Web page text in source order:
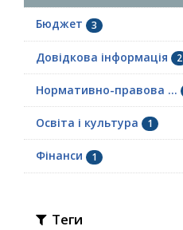
Бюджет 3
Довідкова інформація 2
Нормативно-правова ...
Освіта і культура 1
Фінанси 1
Теги